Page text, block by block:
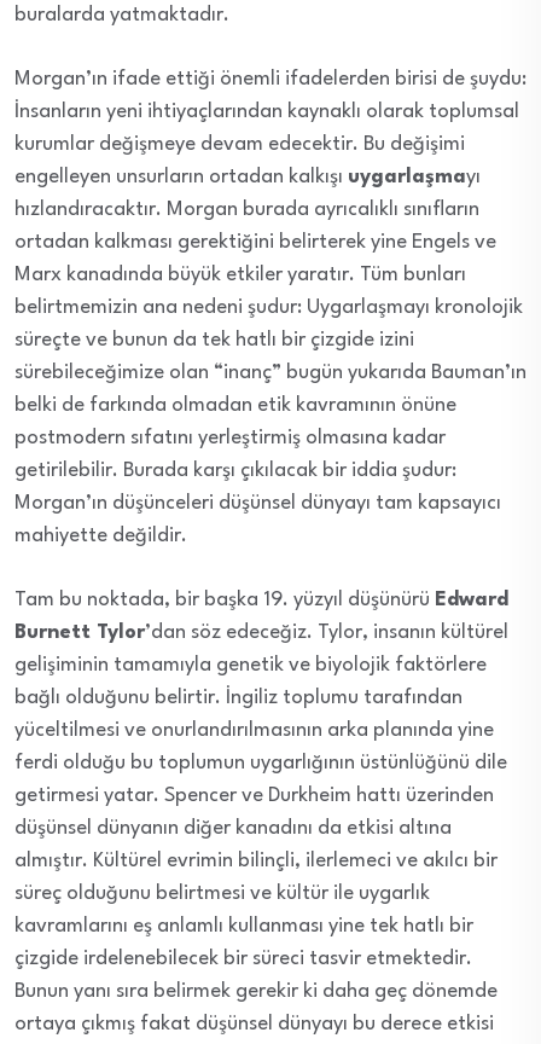
buralarda yatmaktadır.
Morgan’ın ifade ettiği önemli ifadelerden birisi de şuydu:
İnsanların yeni ihtiyaçlarından kaynaklı olarak toplumsal
kurumlar değişmeye devam edecektir. Bu değişimi
engelleyen unsurların ortadan kalkışı uygarlaşmayı
hızlandıracaktır. Morgan burada ayrıcalıklı sınıfların
ortadan kalkması gerektiğini belirterek yine Engels ve
Marx kanadında büyük etkiler yaratır. Tüm bunları
belirtmemizin ana nedeni şudur: Uygarlaşmayı kronolojik
süreçte ve bunun da tek hatlı bir çizgide izini
sürebileceğimize olan “inanç” bugün yukarıda Bauman’ın
belki de farkında olmadan etik kavramının önüne
postmodern sıfatını yerleştirmiş olmasına kadar
getirilebilir. Burada karşı çıkılacak bir iddia şudur:
Morgan’ın düşünceleri düşünsel dünyayı tam kapsayıcı
mahiyette değildir.
Tam bu noktada, bir başka 19. yüzyıl düşünürü Edward
Burnett Tylor’dan söz edeceğiz. Tylor, insanın kültürel
gelişiminin tamamıyla genetik ve biyolojik faktörlere
bağlı olduğunu belirtir. İngiliz toplumu tarafından
yüceltilmesi ve onurlandırılmasının arka planında yine
ferdi olduğu bu toplumun uygarlığının üstünlüğünü dile
getirmesi yatar. Spencer ve Durkheim hattı üzerinden
düşünsel dünyanın diğer kanadını da etkisi altına
almıştır. Kültürel evrimin bilinçli, ilerlemeci ve akılcı bir
süreç olduğunu belirtmesi ve kültür ile uygarlık
kavramlarını eş anlamlı kullanması yine tek hatlı bir
çizgide irdelenebilecek bir süreci tasvir etmektedir.
Bunun yanı sıra belirmek gerekir ki daha geç dönemde
ortaya çıkmış fakat düşünsel dünyayı bu derece etkisi